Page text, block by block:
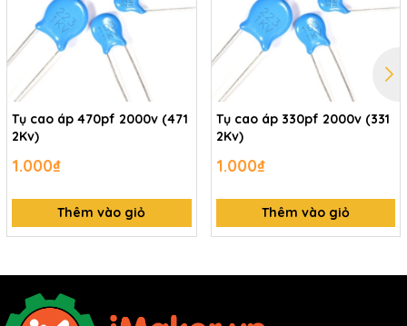
Tụ cao áp 470pf 2000v (471
2Kv)
1.000₫
Thêm vào giỏ
Tụ cao áp 330pf 2000v (331
2Kv)
1.000₫
Thêm vào giỏ